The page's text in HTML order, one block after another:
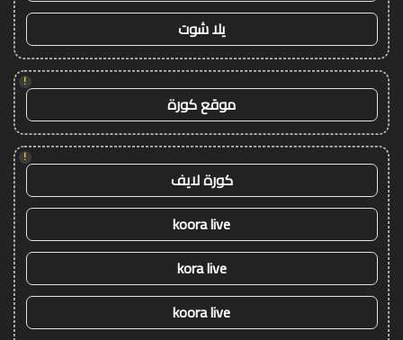
يلا شوت
!
موقع كورة
!
كورة لايف
koora live
kora live
koora live